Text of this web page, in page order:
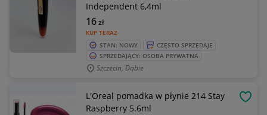
Independent 6,4ml
KUP TERAZ
16zł
STAN: NOWY
CZĘSTO SPRZEDAJE
SPRZEDAJĄCY: OSOBA PRYWATNA
Szczecin, Dąbie
L'Oreal pomadka w płynie 214 Stay
Raspberry 5.6ml